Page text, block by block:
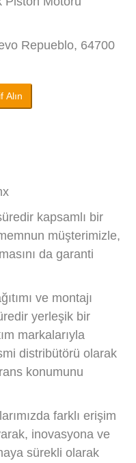
Repueblo, 64700
Alın
kapsamlı bir
müşterimizle,
da garanti
ve montajı
yerleşik bir
markalarıyla
distribütörü olarak
konumunu
farklı erişim
inovasyona ve
sürekli olarak